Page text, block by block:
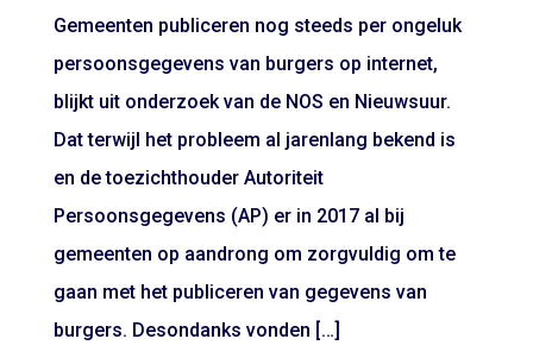
Gemeenten publiceren nog steeds per ongeluk
persoonsgegevens van burgers op internet,
blijkt uit onderzoek van de NOS en Nieuwsuur.
Dat terwijl het probleem al jarenlang bekend is
en de toezichthouder Autoriteit
Persoonsgegevens (AP) er in 2017 al bij
gemeenten op aandrong om zorgvuldig om te
gaan met het publiceren van gegevens van
burgers. Desondanks vonden […]